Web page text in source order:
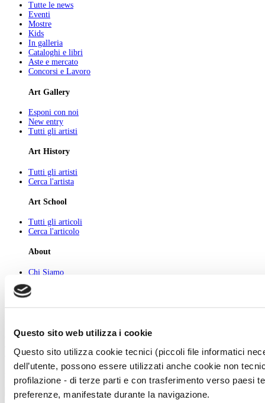
Questo sito web utilizza i cookie
Questo sito utilizza cookie tecnici (piccoli file informatici
dell’utente, possono essere utilizzati anche cookie non
profilazione - di terze parti e con trasferimento verso paesi
preferenze, manifestate durante la navigazione.
Tutte le news
Eventi
Mostre
Kids
In galleria
Cataloghi e libri
Aste e mercato
Concorsi e Lavoro
Art Gallery
Esponi con noi
New entry
Tutti gli artisti
Art History
Tutti gli artisti
Cerca l'artista
Art School
Tutti gli articoli
Cerca l'articolo
About
Chi Siamo
Newsletter
© 2026 GIUNTI EDITORE s.p.a., piazza Virgilio 4 - 20123 Milano
Codice fiscale e numero d'iscrizione al Registro Imprese di Milano - 80009810484
Capitale sociale € 8.000.000,00 i.v.